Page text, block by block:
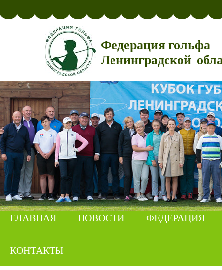
Федерация гольфа
Ленинградской
ГЛАВНАЯ НОВОСТИ ФЕДЕРАЦИЯ
КОНТАКТЫ